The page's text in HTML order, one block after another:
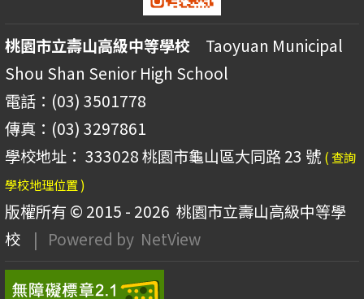
桃園市立壽山高級中等學校 Taoyuan Municipal
Shou Shan Senior High School
電話：(03) 3501778
傳真：(03) 3297861
學校地址： 333028 桃園市龜山區大同路 23 號 ( 查詢
學校地理位置 )
版權所有 © 2015 - 2026 桃園市立壽山高級中等學
校
| Powered by NetView